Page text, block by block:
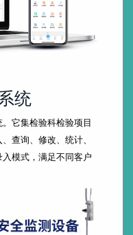
统
它集检验科检验项目
查询、修改、统计、
模式，满足不同客户